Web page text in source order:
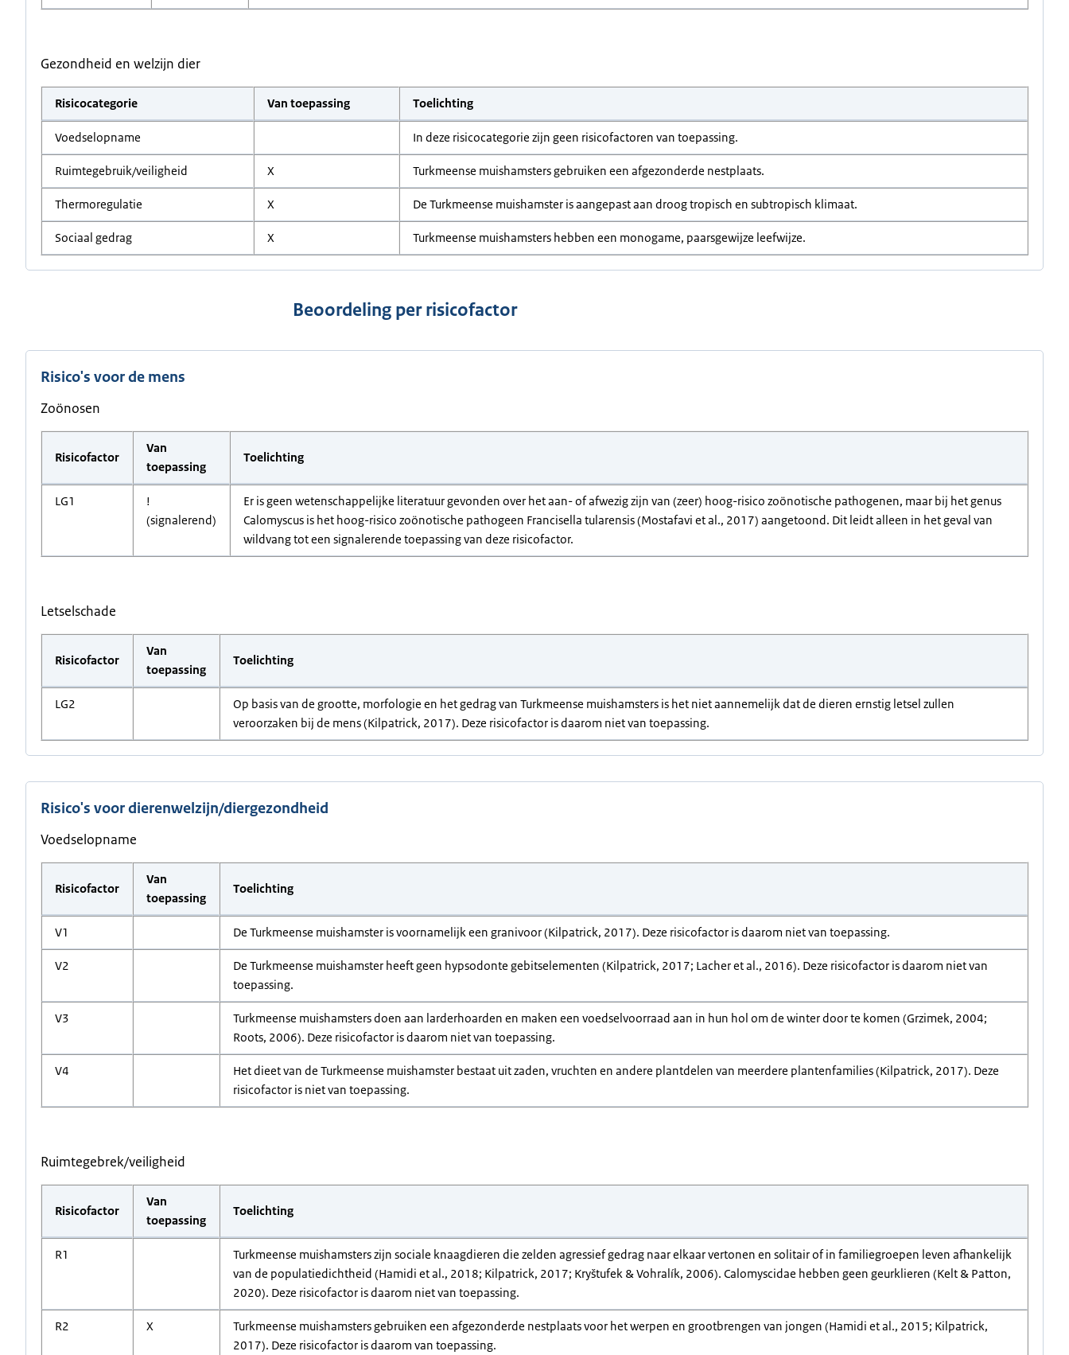
Gezondheid en welzijn dier
Risicocategorie Van toepassing Toelichting
Voedselopname In deze risicocategorie zijn geen risicofactoren van toepassing.
Ruimtegebruik/veiligheid X Turkmeense muishamsters gebruiken een afgezonderde nestplaats.
Thermoregulatie X De Turkmeense muishamster is aangepast aan droog tropisch en subtropisch klimaat.
Sociaal gedrag X Turkmeense muishamsters hebben een monogame, paarsgewijze leefwijze.
Beoordeling per risicofactor
Risico's voor de mens
Zoönosen
Risicofactor
Van
toepassing
Toelichting
LG1
!
(signalerend)
Er is geen wetenschappelijke literatuur gevonden over het aan- of afwezig zijn van (zeer) hoog-risico zoönotische pathogenen, maar bij het genus
Calomyscus is het hoog-risico zoönotische pathogeen Francisella tularensis (Mostafavi et al., 2017) aangetoond. Dit leidt alleen in het geval van
wildvang tot een signalerende toepassing van deze risicofactor.
Letselschade
Risicofactor
Van
toepassing
Toelichting
LG2
Op basis van de grootte, morfologie en het gedrag van Turkmeense muishamsters is het niet aannemelijk dat de dieren ernstig letsel zullen
veroorzaken bij de mens (Kilpatrick, 2017). Deze risicofactor is daarom niet van toepassing.
Risico's voor dierenwelzijn/diergezondheid
Voedselopname
Risicofactor
Van
toepassing
Toelichting
V1 De Turkmeense muishamster is voornamelijk een granivoor (Kilpatrick, 2017). Deze risicofactor is daarom niet van toepassing.
V2
De Turkmeense muishamster heeft geen hypsodonte gebitselementen (Kilpatrick, 2017; Lacher et al., 2016). Deze risicofactor is daarom niet van
toepassing.
V3
Turkmeense muishamsters doen aan larderhoarden en maken een voedselvoorraad aan in hun hol om de winter door te komen (Grzimek, 2004;
Roots, 2006). Deze risicofactor is daarom niet van toepassing.
V4
Het dieet van de Turkmeense muishamster bestaat uit zaden, vruchten en andere plantdelen van meerdere plantenfamilies (Kilpatrick, 2017). Deze
risicofactor is niet van toepassing.
Ruimtegebrek/veiligheid
Risicofactor
Van
toepassing
Toelichting
R1
Turkmeense muishamsters zijn sociale knaagdieren die zelden agressief gedrag naar elkaar vertonen en solitair of in familiegroepen leven afhankelijk
van de populatiedichtheid (Hamidi et al., 2018; Kilpatrick, 2017; Kryštufek & Vohralík, 2006). Calomyscidae hebben geen geurklieren (Kelt & Patton,
2020). Deze risicofactor is daarom niet van toepassing.
R2 X
Turkmeense muishamsters gebruiken een afgezonderde nestplaats voor het werpen en grootbrengen van jongen (Hamidi et al., 2015; Kilpatrick,
2017). Deze risicofactor is daarom van toepassing.